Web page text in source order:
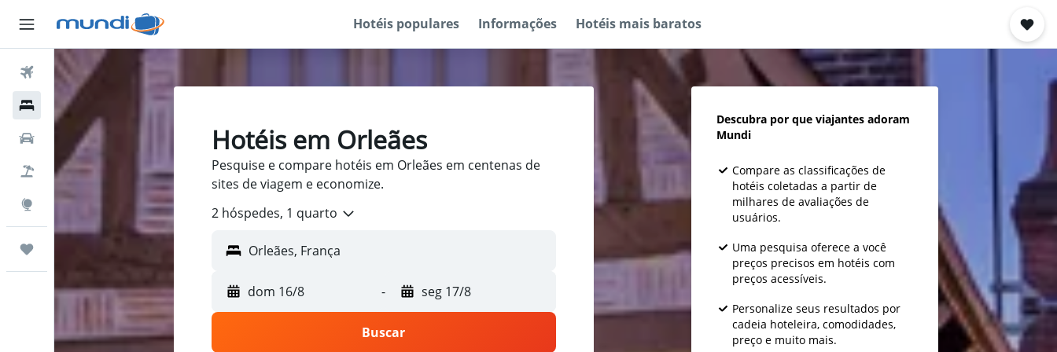
Hotéis populares Informações Hotéis mais baratos
Passagens Aéreas
Hospedagens
Carros
Pacotes
Hotéis em Orleães
Pesquise e compare hotéis em Orleães em centenas de
sites de viagem e economize.
2 hóspedes, 1 quarto
dom 16/8 - seg 17/8
Buscar
Descubra por que viajantes adoram
Mundi
Compare as classificações de
hotéis coletadas a partir de
milhares de avaliações de
usuários.
Uma pesquisa oferece a você
preços precisos em hotéis com
preços acessíveis.
Personalize seus resultados por
cadeia hoteleira, comodidades,
preço e muito mais.